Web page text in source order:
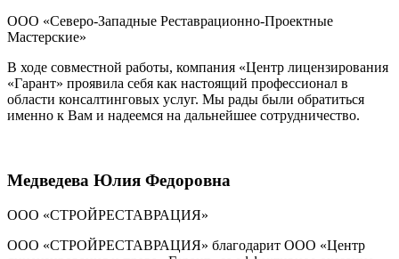
ООО «Северо-Западные Реставрационно-Проектные
Мастерские»
В ходе совместной работы, компания «Центр лицензирования
«Гарант» проявила себя как настоящий профессионал в
области консалтинговых услуг. Мы рады были обратиться
именно к Вам и надеемся на дальнейшее сотрудничество.
Медведева Юлия Федоровна
ООО «СТРОЙРЕСТАВРАЦИЯ»
ООО «СТРОЙРЕСТАВРАЦИЯ» благодарит ООО «Центр